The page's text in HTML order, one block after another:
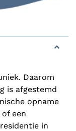
Daarom
is afgestemd
opname
een
in